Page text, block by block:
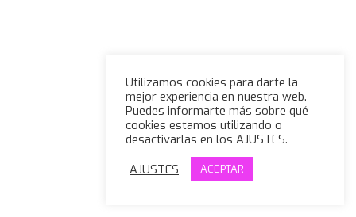
Utilizamos cookies para darte la
mejor experiencia en nuestra web.
Puedes informarte más sobre qué
cookies estamos utilizando o
desactivarlas en los AJUSTES.
AJUSTES
ACEPTAR